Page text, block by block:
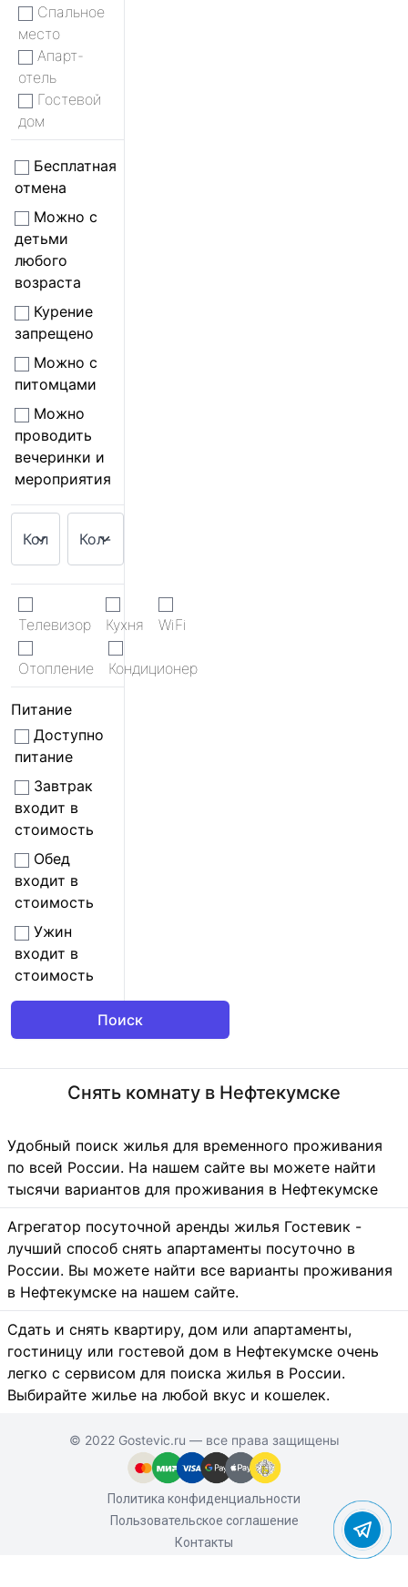
Спальное
место
Апарт-
отель
Гостевой
дом
Бесплатная
отмена
Можно с
детьми
любого
возраста
Курение
запрещено
Можно с
питомцами
Можно
проводить
вечеринки и
мероприятия
Телевизор Кухня WiFi
Отопление Кондиционер
Питание
Доступно
питание
Завтрак
входит в
стоимость
Обед
входит в
стоимость
Ужин
входит в
стоимость
Снять комнату в Нефтекумске
Удобный поиск жилья для временного проживания
по всей России. На нашем сайте вы можете найти
тысячи вариантов для проживания в Нефтекумске
Агрегатор посуточной аренды жилья Гостевик -
лучший способ снять апартаменты посуточно в
России. Вы можете найти все варианты проживания
в Нефтекумске на нашем сайте.
Сдать и снять квартиру, дом или апартаменты,
гостиницу или гостевой дом в Нефтекумске очень
легко с сервисом для поиска жилья в России.
Выбирайте жилье на любой вкус и кошелек.
© 2022 Gostevic.ru — все права защищены
Политика конфиденциальности
Пользовательское соглашение
Контакты